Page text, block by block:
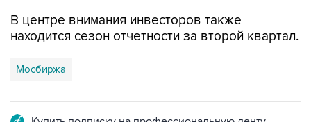
В центре внимания инвесторов также
находится сезон отчетности за второй квартал.
Мосбиржа